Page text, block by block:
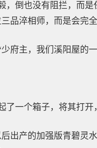
，倒也没有阻拦，而
品淬相师，而是会完
府主，我们溪阳屋的
了一个箱子，将其打开
出产的加强版青碧灵